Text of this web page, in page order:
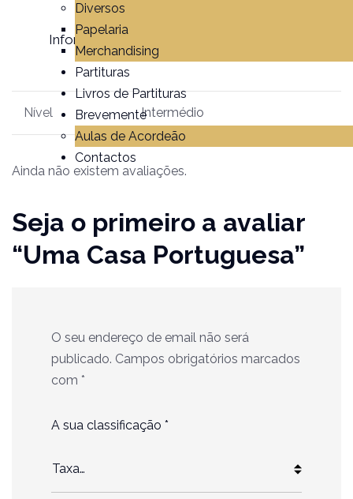
Diversos
Papelaria
Merchandising
Partituras
Livros de Partituras
Brevemente
Aulas de Acordeão
Contactos
Informação adicional
Nível Intermédio
Ainda não existem avaliações.
Seja o primeiro a avaliar
“Uma Casa Portuguesa”
O seu endereço de email não será
publicado. Campos obrigatórios marcados
com *
A sua classificação *